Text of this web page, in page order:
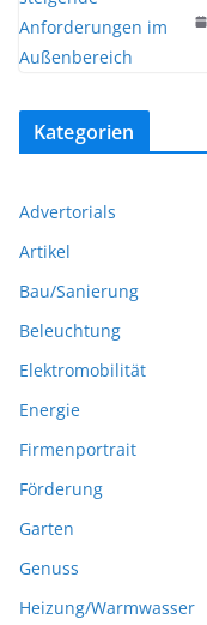
Kategorien
Advertorials
Artikel
Bau/Sanierung
Beleuchtung
Elektromobilität
Energie
Firmenportrait
Förderung
Garten
Genuss
Heizung/Warmwasser